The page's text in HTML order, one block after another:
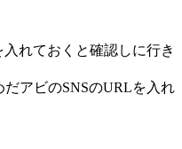
れておくと確認しに行き
アビのSNSのURLを入れ